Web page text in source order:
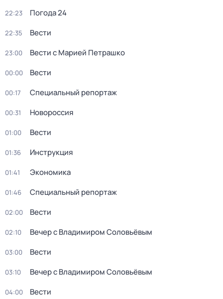
22:23 Погода 24
22:35 Вести
23:00 Вести с Марией Петрашко
00:00 Вести
00:17 Специальный репортаж
00:31 Новороссия
01:00 Вести
01:36 Инструкция
01:41 Экономика
01:46 Специальный репортаж
02:00 Вести
02:10 Вечер с Владимиром Соловьёвым
03:00 Вести
03:10 Вечер с Владимиром Соловьёвым
04:00 Вести